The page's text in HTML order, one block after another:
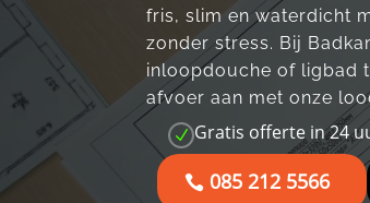
fris, slim en waterdicht
zonder stress.​ Bij
inloopdouche of ligbad
afvoer aan met onze
N Gratis offerte in 24
085 212 5566